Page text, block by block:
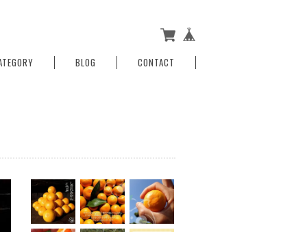
BLOG CONTACT